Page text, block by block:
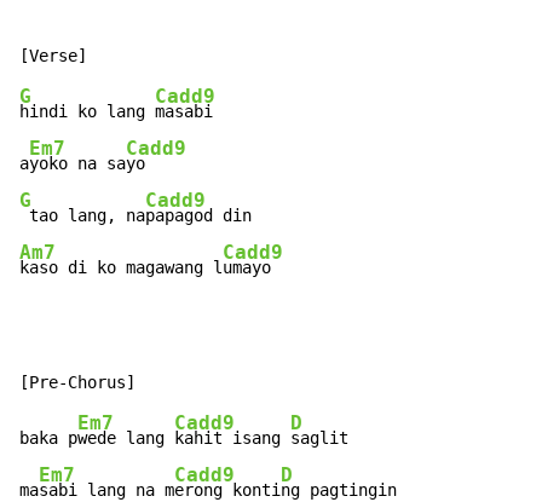
G
hindi ko lang
Cadd9
masabi
a
Em7
yoko na sa
Cadd9
G
tao lang, na
Cadd9
Am7
kaso di ko magawang l
Cadd9
umayo
baka p
Em7
wede lang
Cadd9
kahit isang
D
saglit
ma
Em7
sabi lang na m
Cadd9
erong konti
D
ng pagtingin